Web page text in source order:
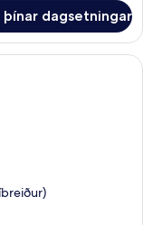
dagsetningar
- verönd | Skrifborð,